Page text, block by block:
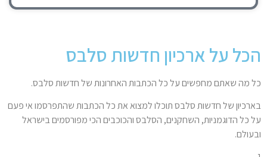
הכל על ארכיון חדשות סלבס
כל מה שאתם מחפשים על כל הכתבות האחרונות של חדשות סלבס.
בארכיון של חדשות סלבס תוכלו למצוא את כל הכתבות שהתפרסמו אי פעם
על כל הדוגמניות, השחקנים, הסלבס והכוכבים הכי מפורסמים בישראל
ובעולם.